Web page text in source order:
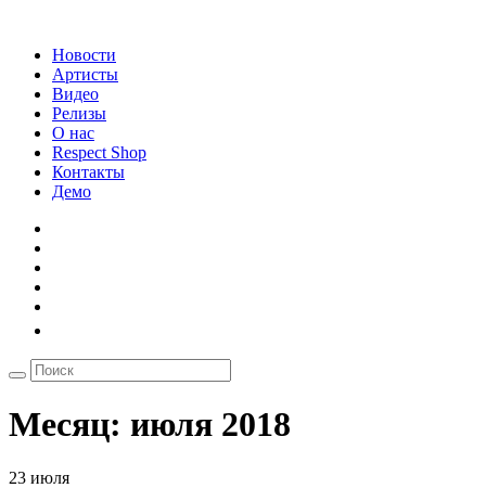
Новости
Артисты
Видео
Релизы
О нас
Respect Shop
Контакты
Демо
Месяц: июля 2018
23 июля